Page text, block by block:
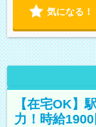
気になる！
【在宅OK】
力！時給1900